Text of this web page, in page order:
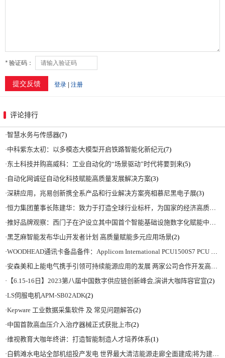
评论排行
·智慧水务与传感器(7)
·中科紫东太初：以多模态大模型开启铁路智能化新纪元(7)
·东土科技并购高威科：工业自动化的“场景驱动”时代将要到来(5)
· 自动化网诚征自动化科技赋能高质量发展解决方案(3)
·深耕应用，兆易创新携全系产品和行业解决方案亮相慕尼黑电子展(3)
·恒力集团董事长陈建华：致力于打造全球行业标杆，为国家的经济高质量发展贡献更大力量|上海电气集团党委书记、董事长吴磊来访
·推好品牌观察：西门子在沪设立其中国首个智能基础设施数字化赋能中心
·黑芝麻智能发布华山开发者计划 高质量赋能多元应用场景(2)
·WOODHEAD通讯卡备品备件：Applicom International PCU1500S7 PCU 1500 S7 V4.5.0
·安森美和上能电气携手引领可持续能源应用的发展 两家公司合作开发高性能储能和太阳能组串式逆变器方案 以实现可持续的未来
· 【6.15-16日】2023第八届中国数字供应链创新峰会,演讲大咖阵容官宣(2)
·LS伺服电机APM-SB02ADK(2)
·Kepware 工业数据采集软件 及 常见问题解答(2)
·中国首款高血压介入治疗器械正式获批上市(2)
·维视教育大咖年终讲：打造智能制造人才培养体系(1)
·白鹤滩水电站全部机组投产发电 世界最大清洁能源走廊全面建成|将为建设新型能源体系、保障国家能源安全、实现“双碳”目标提供有力支撑